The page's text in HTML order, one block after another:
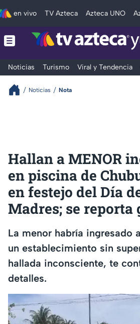
en vivo TV Azteca Azteca UNO
Noticias Turismo Viral y Tendencia
Noticias Nota
Hallan a MENOR
en piscina de
en festejo del Día
Madres; se reporta
La menor habría ingresado
un establecimiento sin
hallada inconsciente, te
detalles.